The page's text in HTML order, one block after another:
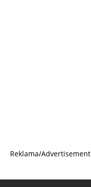
Reklama/Advertisement